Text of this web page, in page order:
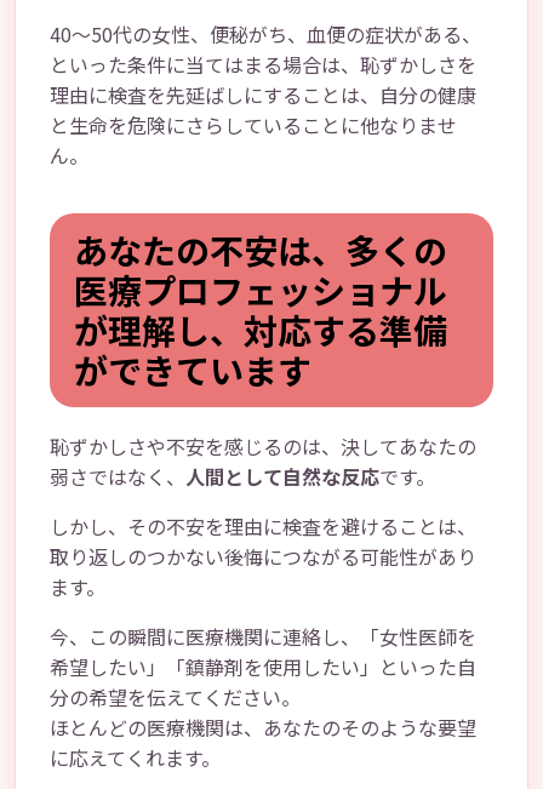
40～50代の女性、便秘がち、血便の症状がある、
といった条件に当てはまる場合は、恥ずかしさを
理由に検査を先延ばしにすることは、自分の健康
と生命を危険にさらしていることに他なりませ
ん。
あなたの不安は、多くの
医療プロフェッショナル
が理解し、対応する準備
ができています
恥ずかしさや不安を感じるのは、決してあなたの
弱さではなく、 人間として自然な反応です。
しかし、その不安を理由に検査を避けることは、
取り返しのつかない後悔につながる可能性があり
ます。
今、この瞬間に医療機関に連絡し、「女性医師を
希望したい」「鎮静剤を使用したい」といった自
分の希望を伝えてください。
ほとんどの医療機関は、あなたのそのような要望
に応えてくれます。